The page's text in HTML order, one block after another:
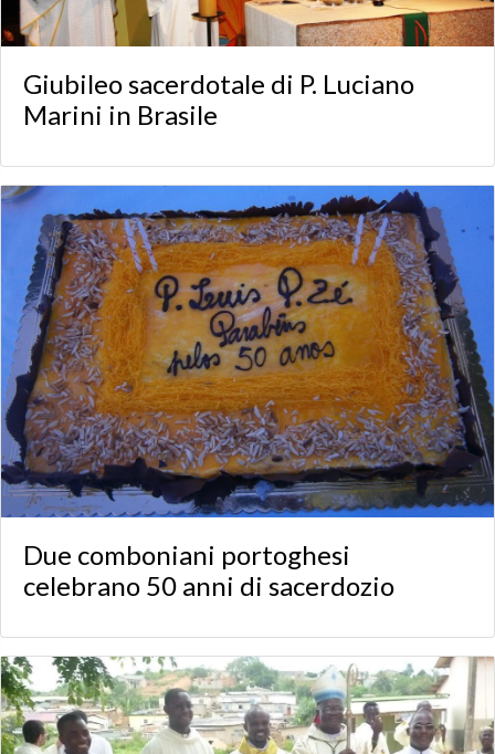
Giubileo sacerdotale di P. Luciano
Marini in Brasile
Due comboniani portoghesi
celebrano 50 anni di sacerdozio